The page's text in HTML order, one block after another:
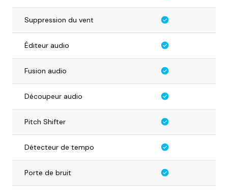
Suppression du vent
Éditeur audio
Fusion audio
Découpeur audio
Pitch Shifter
Détecteur de tempo
Porte de bruit